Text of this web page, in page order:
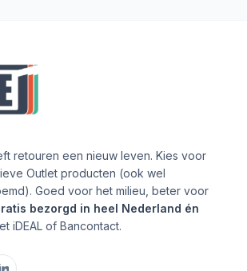
retouren een nieuw leven. Kies voor
Outlet producten (ook wel
Goed voor het milieu, beter voor
bezorgd in heel Nederland én
iDEAL of Bancontact.